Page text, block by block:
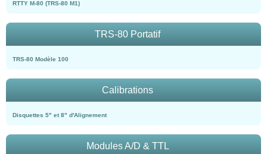
RTTY M-80 (TRS-80 M1)
TRS-80 Portatif
TRS-80 Modèle 100
Calibrations
Disquettes 5" et 8" d'Alignement
Modules A/D & TTL